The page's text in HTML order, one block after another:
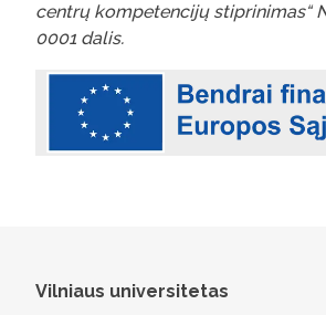
centrų kompetencijų stiprinimas“
0001 dalis.
Vilniaus universitetas